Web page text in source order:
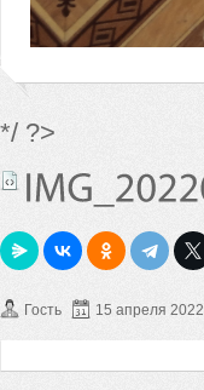
*/ ?>
Гость 15 апреля 2022